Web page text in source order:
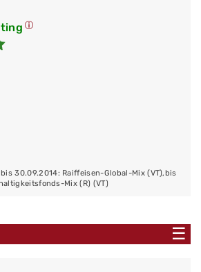
30.09.2014: Raiffeisen-Global-Mix (VT),bis
Mix (R) (VT)
☰